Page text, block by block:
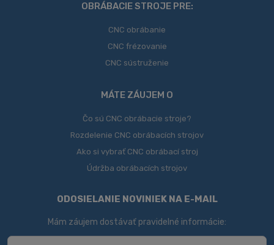
OBRÁBACIE STROJE PRE:
CNC obrábanie
CNC frézovanie
CNC sústruženie
MÁTE ZÁUJEM O
Čo sú CNC obrábacie stroje?
Rozdelenie CNC obrábacích strojov
Ako si vybrať CNC obrábací stroj
Údržba obrábacích strojov
ODOSIELANIE NOVINIEK NA E-MAIL
Mám záujem dostávať pravidelné informácie: